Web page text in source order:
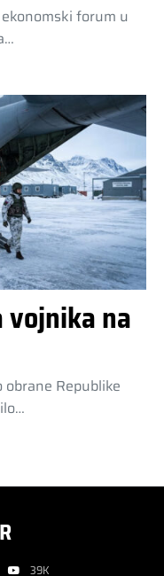
ekonomski forum u
vojnika na
obrane Republike
39K